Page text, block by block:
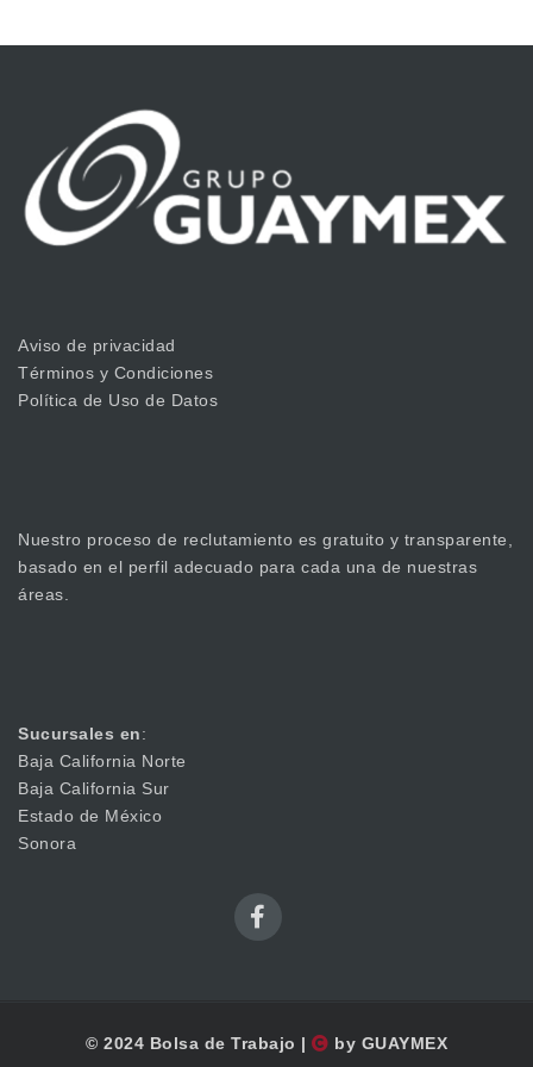
Aviso de privacidad
Términos y Condiciones
Política de Uso de Datos
Nuestro proceso de reclutamiento es gratuito y transparente,
basado en el perfil adecuado para cada una de nuestras
áreas.
Sucursales en:
Baja California Norte
Baja California Sur
Estado de México
Sonora
© 2024 Bolsa de Trabajo | by GUAYMEX